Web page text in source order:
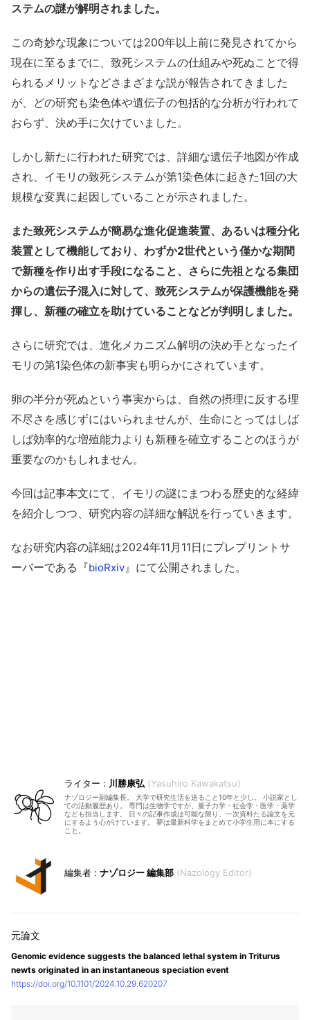
ステムの謎が解明されました。
この奇妙な現象については200年以上前に発見されてから
現在に至るまでに、致死システムの仕組みや死ぬことで得
られるメリットなどさまざまな説が報告されてきました
が、どの研究も染色体や遺伝子の包括的な分析が行われて
おらず、決め手に欠けていました。
しかし新たに行われた研究では、詳細な遺伝子地図が作成
され、イモリの致死システムが第1染色体に起きた1回の大
規模な変異に起因していることが示されました。
また致死システムが簡易な進化促進装置、あるいは種分化
装置として機能しており、わずか2世代という僅かな期間
で新種を作り出す手段になること、さらに先祖となる集団
からの遺伝子混入に対して、致死システムが保護機能を発
揮し、新種の確立を助けていることなどが判明しました。
さらに研究では、進化メカニズム解明の決め手となったイ
モリの第1染色体の新事実も明らかにされています。
卵の半分が死ぬという事実からは、自然の摂理に反する理
不尽さを感じずにはいられませんが、生命にとってはしば
しば効率的な増殖能力よりも新種を確立することのほうが
重要なのかもしれません。
今回は記事本文にて、イモリの謎にまつわる歴史的な経緯
を紹介しつつ、研究内容の詳細な解説を行っていきます。
なお研究内容の詳細は2024年11月11日にプレプリントサ
ーバーである『bioRxiv 』にて公開されました。
川勝康弘 Yasuhiro Kawakatsu
ナゾロジー副編集長。 大学で研究生活を送ること10年と少し。 小説家とし
ての活動履歴あり。 専門は生物学ですが、量子力学・社会学・医学・薬学
なども担当します。 日々の記事作成は可能な限り、一次資料たる論文を元
にするよう心がけています。 夢は最新科学をまとめて小学生用に本にする
こと。
ナゾロジー 編集部 Nazology Editor
Genomic evidence suggests the balanced lethal system in Triturus
newts originated in an instantaneous speciation event
https://doi.org/10.1101/2024.10.29.620207